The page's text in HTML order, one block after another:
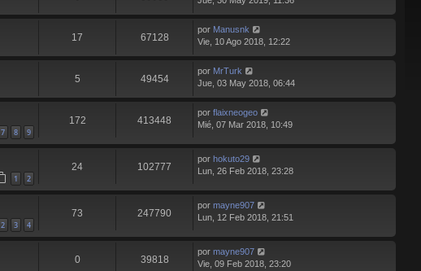
17 67128
por Manusnk
Vie, 10 Ago 2018, 12:22
5 49454
por MrTurk
Jue, 03 May 2018, 06:44
7 8 9
172 413448
por flaixneogeo
Mié, 07 Mar 2018, 10:49
1 2
24 102777
por hokuto29
Lun, 26 Feb 2018, 23:28
2 3 4
73 247790
por mayne907
Lun, 12 Feb 2018, 21:51
0 39818
por mayne907
Vie, 09 Feb 2018, 23:20